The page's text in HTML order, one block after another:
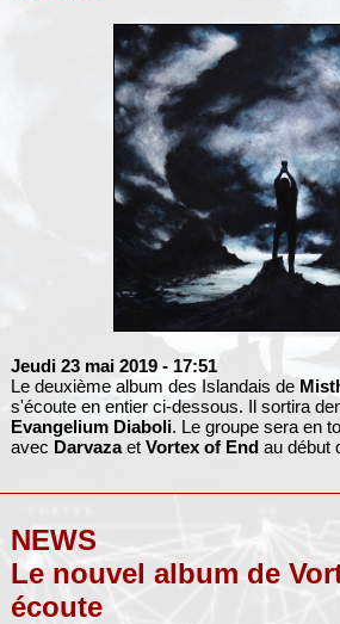
Jeudi 23 mai 2019 - 17:51
Le deuxième album des Islandais de
s'écoute en entier ci-dessous. Il sortira
Evangelium Diaboli. Le groupe sera en
avec Darvazaet Vortex of Endau début
NEWS
Le nouvel album de
écoute